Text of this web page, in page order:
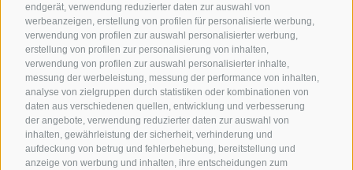
endgerät, verwendung reduzierter daten zur auswahl von
werbeanzeigen, erstellung von profilen für personalisierte werbung,
verwendung von profilen zur auswahl personalisierter werbung,
erstellung von profilen zur personalisierung von inhalten,
verwendung von profilen zur auswahl personalisierter inhalte,
messung der werbeleistung, messung der performance von inhalten,
analyse von zielgruppen durch statistiken oder kombinationen von
daten aus verschiedenen quellen, entwicklung und verbesserung
der angebote, verwendung reduzierter daten zur auswahl von
inhalten, gewährleistung der sicherheit, verhinderung und
aufdeckung von betrug und fehlerbehebung, bereitstellung und
anzeige von werbung und inhalten, ihre entscheidungen zum